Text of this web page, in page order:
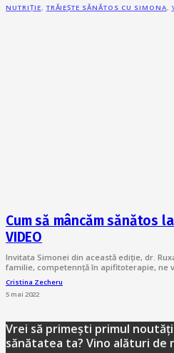
NUTRIȚIE, TRĂIEȘTE SĂNĂTOS CU SIMONA,
Cum să mâncăm sănătos
VIDEO
Invitata Simonei din această ediție, dr.
familie, competennță în apifitoterapie, ne
Cristina Zecheru
5 mai 2022
Vrei să primești primul
sănătatea ta? Vino alături de